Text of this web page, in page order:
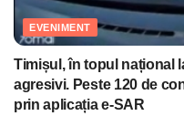
EVENIMENT
Timișul, în topul național
agresivi. Peste 120 de
prin aplicația e-SAR